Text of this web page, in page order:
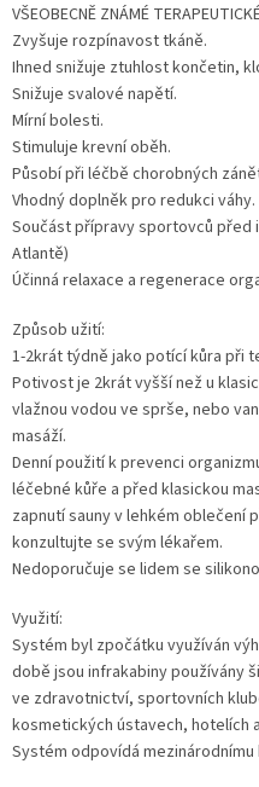
VŠEOBECNĚ ZNÁMÉ
Zvyšuje rozpínavost tkáně.
Ihned snižuje ztuhlost končetin,
Snižuje svalové napětí.
Mírní bolesti.
Stimuluje krevní oběh.
Působí při léčbě chorobných
Vhodný doplněk pro redukci váhy.
Součást přípravy sportovců před
Atlantě)
Účinná relaxace a regenerace
Způsob užití:
1-2krát týdně jako potící kůra při
Potivost je 2krát vyšší než u
vlažnou vodou ve sprše, nebo
masáží.
Denní použití k prevenci
léčebné kůře a před klasickou
zapnutí sauny v lehkém oblečení
konzultujte se svým lékařem.
Nedoporučuje se lidem se
Využití:
Systém byl zpočátku využíván
době jsou infrakabiny používány
ve zdravotnictví, sportovních
kosmetických ústavech, hotelích
Systém odpovídá